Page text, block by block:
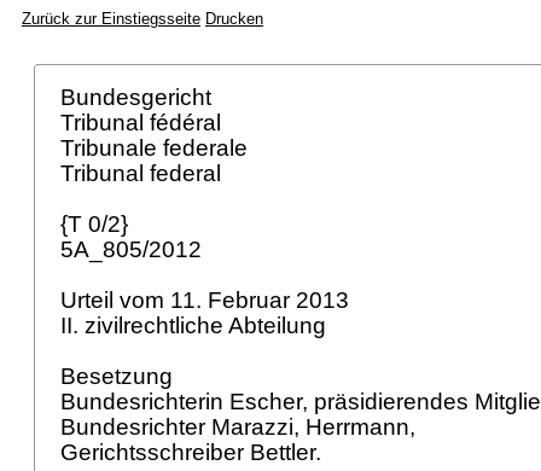
Zurück zur Einstiegsseite Drucken
Bundesgericht
Tribunal fédéral
Tribunale federale
Tribunal federal
{T 0/2}
5A_805/2012
Urteil vom 11. Februar 2013
II. zivilrechtliche Abteilung
Besetzung
Bundesrichterin Escher, präsidierendes
Bundesrichter Marazzi, Herrmann,
Gerichtsschreiber Bettler.